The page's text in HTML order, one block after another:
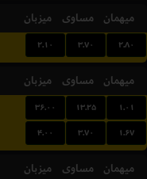
میزبان مساوی میهمان
۲.۱۰ ۳.۷۰ ۲.۸۰
میزبان مساوی میهمان
۳۶.۰۰ ۱۳.۲۵ ۱.۰۱
۴.۰۰ ۳.۷۰ ۱.۶۷
میزبان مساوی میهمان